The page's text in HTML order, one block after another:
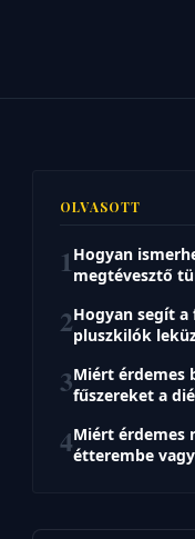
OLVASOTT
1Hogyan
megtévesztő
2Hogyan segít a
pluszkilók
3Miért érdemes
fűszereket a
4Miért érdemes
étterembe